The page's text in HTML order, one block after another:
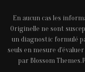
En aucun cas les
Originelle ne sont
un diagnostic formulé
seuls en mesure
par Blossom Themes